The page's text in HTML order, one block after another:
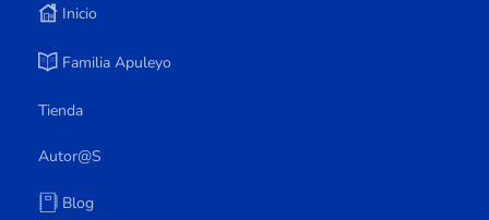
Inicio
Familia Apuleyo
Tienda
Autor@s
Blog